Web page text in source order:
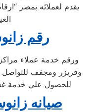
يقدم لعملائه بمصر
رقم
ورقم خدمة عملاء
وفريزر ومجفف
للحصول علي خدمة
صيانه